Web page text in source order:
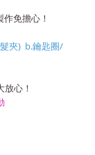
免擔心！
夾) b.鑰匙圈/
心！